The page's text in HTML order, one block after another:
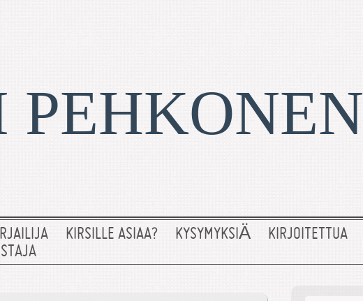
PEHKONEN
KIRSILLE ASIAA? KYSYMYKSIÄ KIRJOITETTUA